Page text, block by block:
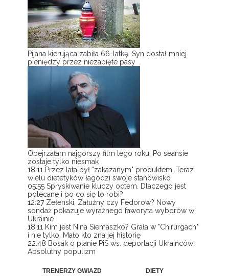
Pijana kierująca zabiła 66-latkę. Syn dostał mniej
pieniędzy przez niezapięte pasy
Obejrzałam najgorszy film tego roku. Po seansie
zostaje tylko niesmak
18:11 Przez lata był "zakazanym" produktem. Teraz
wielu dietetyków łagodzi swoje stanowisko
05:55 Spryskiwanie kluczy octem. Dlaczego jest
polecane i po co się to robi?
12:27 Zełenski, Załużny czy Fedorow? Nowy
sondaż pokazuje wyraźnego faworyta wyborów w
Ukrainie
18:11 Kim jest Nina Siemaszko? Grała w "Chirurgach"
i nie tylko. Mało kto zna jej historię
22:48 Bosak o planie PiS ws. deportacji Ukraińców:
Absolutny populizm
TRENERZY GWIAZD DIETY